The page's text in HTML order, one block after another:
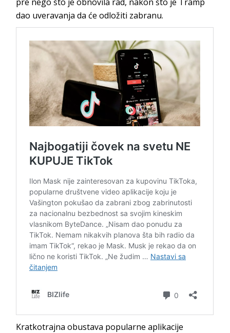
dao uveravanja da će odložiti zabranu.
Kratkotrajna obustava popularne aplikacije